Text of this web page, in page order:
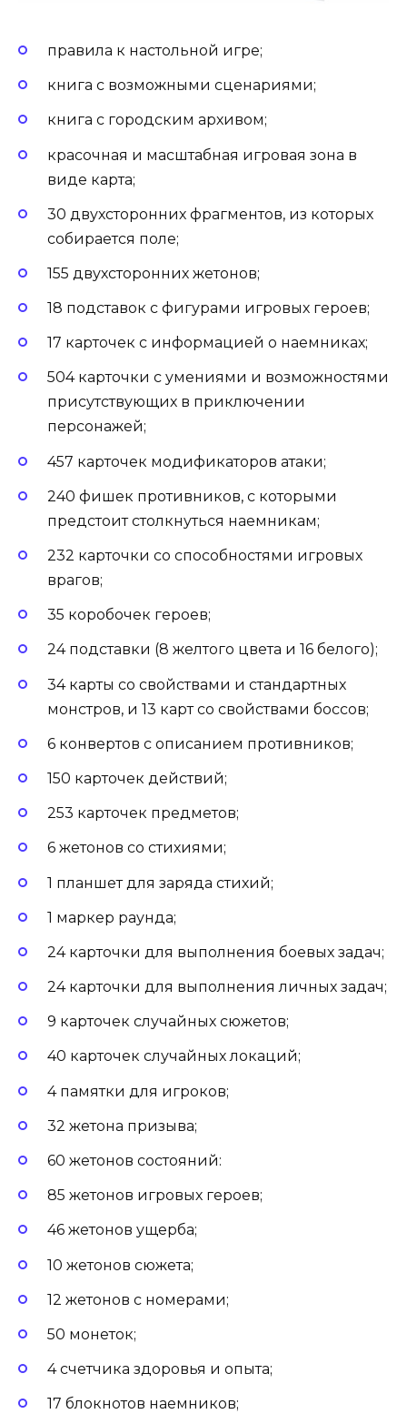
правила к настольной игре;
книга с возможными сценариями;
книга с городским архивом;
красочная и масштабная игровая зона в
виде карта;
30 двухсторонних фрагментов, из которых
собирается поле;
155 двухсторонних жетонов;
18 подставок с фигурами игровых героев;
17 карточек с информацией о наемниках;
504 карточки с умениями и возможностями
присутствующих в приключении
персонажей;
457 карточек модификаторов атаки;
240 фишек противников, с которыми
предстоит столкнуться наемникам;
232 карточки со способностями игровых
врагов;
35 коробочек героев;
24 подставки (8 желтого цвета и 16 белого);
34 карты со свойствами и стандартных
монстров, и 13 карт со свойствами боссов;
6 конвертов с описанием противников;
150 карточек действий;
253 карточек предметов;
6 жетонов со стихиями;
1 планшет для заряда стихий;
1 маркер раунда;
24 карточки для выполнения боевых задач;
24 карточки для выполнения личных задач;
9 карточек случайных сюжетов;
40 карточек случайных локаций;
4 памятки для игроков;
32 жетона призыва;
60 жетонов состояний:
85 жетонов игровых героев;
46 жетонов ущерба;
10 жетонов сюжета;
12 жетонов с номерами;
50 монеток;
4 счетчика здоровья и опыта;
17 блокнотов наемников;